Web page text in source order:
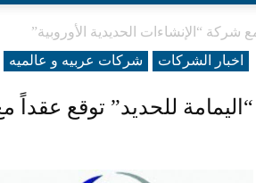
Lebanon
شركة “الإنشاءات الحديدية الأوروبية”
اخبار الشركات
شرکات عربیه و عالمیه
“اليمامة للحديد” توقع عقداً